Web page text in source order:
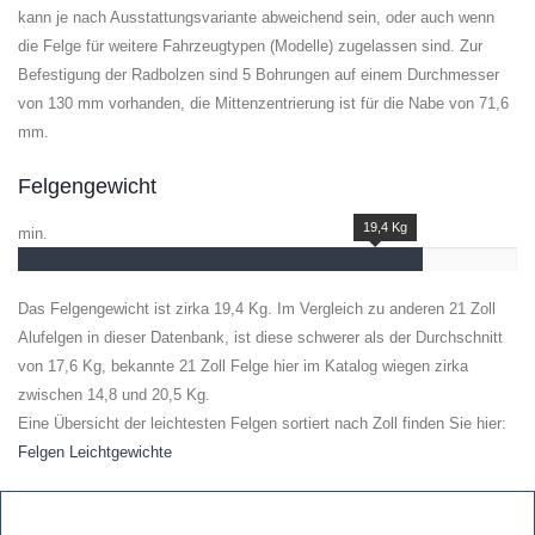
kann je nach Ausstattungsvariante abweichend sein, oder auch wenn
die Felge für weitere Fahrzeugtypen (Modelle) zugelassen sind. Zur
Befestigung der Radbolzen sind 5 Bohrungen auf einem Durchmesser
von 130 mm vorhanden, die Mittenzentrierung ist für die Nabe von 71,6
mm.
Felgengewicht
min. 19,4 Kg
Das Felgengewicht ist zirka 19,4 Kg. Im Vergleich zu anderen 21 Zoll
Alufelgen in dieser Datenbank, ist diese schwerer als der Durchschnitt
von 17,6 Kg, bekannte 21 Zoll Felge hier im Katalog wiegen zirka
zwischen 14,8 und 20,5 Kg.
Eine Übersicht der leichtesten Felgen sortiert nach Zoll finden Sie hier:
Felgen Leichtgewichte